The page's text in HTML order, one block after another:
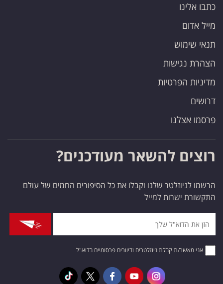
כתבו אלינו
מייל אדום
תנאי שימוש
הצהרת נגישות
מדיניות הפרטיות
דרושים
פרסמו אצלנו
רוצים להשאר מעודכנים?
הרשמו לניוזלטר שלנו וקבלו את כל הסיפורים החמים של עולם
התקשורת ישרות למייל
אני מאשר/ת קבלת ניוזלטרים ודיוורים פרסומיים בדוא"ל